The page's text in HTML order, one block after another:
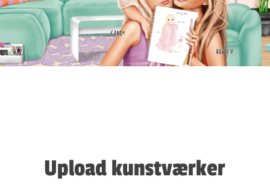
Upload kunstværker